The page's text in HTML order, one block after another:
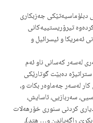
دبلۆماسیه‌تێكی جه‌زبكاری
تیرۆریستییه‌كانی
ئه‌مریكا و ئیسرائیل و
له‌سه‌ر كه‌سانی ناو ئه‌م
ده‌بێت گوتارێكی
كار له‌سه‌ر جه‌ماوه‌ر بكات و،
سه‌ربازیی، ئاسایش،
كردنی سنوری خۆرهه‌لات